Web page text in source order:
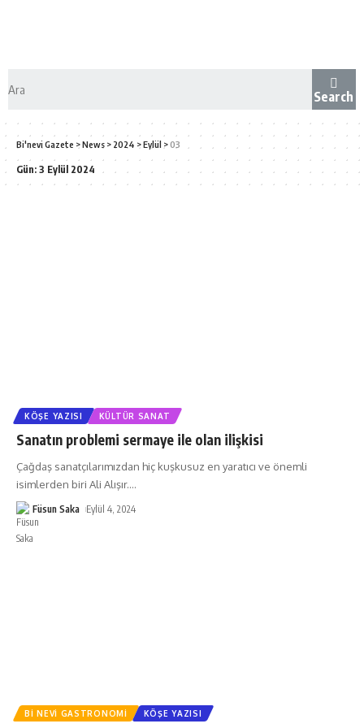
Search
Bi'nevi Gazete >News > 2024 >Eylül >03
Gün: 3 Eylül 2024
KÖŞE YAZISI KÜLTÜR SANAT
Sanatın problemi sermaye ile olan ilişkisi
Çağdaş sanatçılarımızdan hiç kuşkusuz en yaratıcı ve önemli
isimlerden biri Ali Alışır.…
Füsun Saka Eylül 4, 2024
BI NEVI GASTRONOMI KÖŞE YAZISI